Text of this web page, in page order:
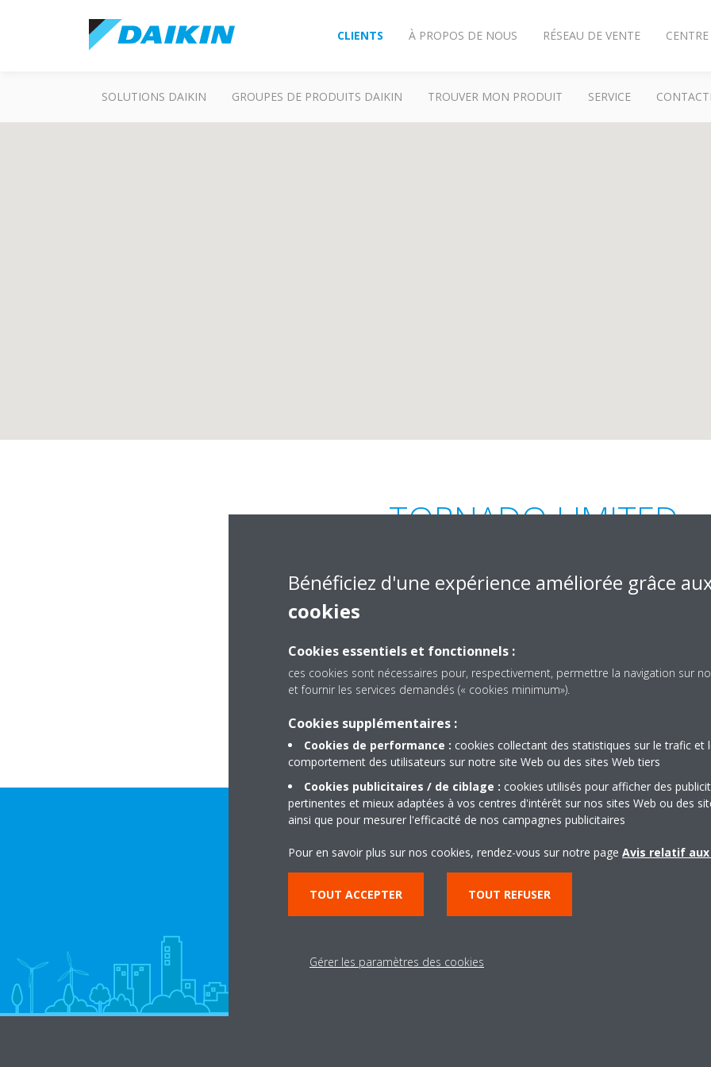
CLIENTS À PROPOS DE NOUS RÉSEAU DE VENTE
SOLUTIONS DAIKIN GROUPES DE PRODUITS DAIKIN TROUVER MON PRODUIT SERVICE
TORNADO LIMITED
Mauritius
Besoin d'aide?
CONTACTEZ-NOUS
Bénéficiez d'une expérience améliorée grâce
cookies
Cookies essentiels et fonctionnels :
ces cookies sont nécessaires pour, respectivement, permettre la navigation sur
et fournir les services demandés (« cookies minimum»).
Cookies supplémentaires :
Cookies de performance : cookies collectant des statistiques sur le trafic et
comportement des utilisateurs sur notre site Web ou des sites Web tiers
Cookies publicitaires / de ciblage : cookies utilisés pour afficher des
pertinentes et mieux adaptées à vos centres d'intérêt sur nos sites Web ou des
ainsi que pour mesurer l'efficacité de nos campagnes publicitaires
Pour en savoir plus sur nos cookies, rendez-vous sur notre page Avis relatif
TOUT ACCEPTER TOUT REFUSER
Gérer les paramètres des cookies